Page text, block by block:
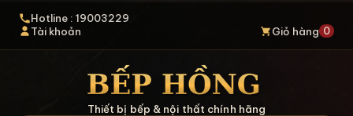
Hotline : 19003229
Tài khoản
Giỏ hàng 0
Thiết bị bếp & nội thất chính hãng